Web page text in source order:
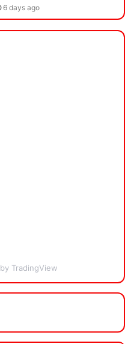
6 days ago
by TradingView